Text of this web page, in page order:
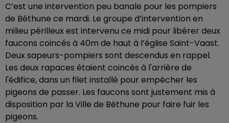
C’est une intervention peu banale pour les pompiers
de Béthune ce mardi. Le groupe d’intervention en
milieu périlleux est intervenu ce midi pour libérer deux
faucons coincés à 40m de haut à l’église Saint-Vaast.
Deux sapeurs-pompiers sont descendus en rappel.
Les deux rapaces étaient coincés à l'arrière de
l'édifice, dans un filet installé pour empêcher les
pigeons de passer. Les faucons sont justement mis à
disposition par la Ville de Béthune pour faire fuir les
pigeons.